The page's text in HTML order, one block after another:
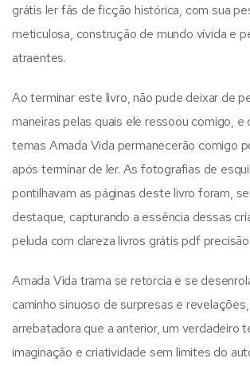
grátis ler fãs de ficção histórica, com sua
meticulosa, construção de mundo vívida e
atraentes.
Ao terminar este livro, não pude deixar de
maneiras pelas quais ele ressoou comigo, e
temas Amada Vida permanecerão comigo
após terminar de ler. As fotografias de
pontilhavam as páginas deste livro foram,
destaque, capturando a essência dessas
peluda com clareza livros grátis pdf
Amada Vida trama se retorcia e se
caminho sinuoso de surpresas e
arrebatadora que a anterior, um verdadeiro
imaginação e criatividade sem limites do